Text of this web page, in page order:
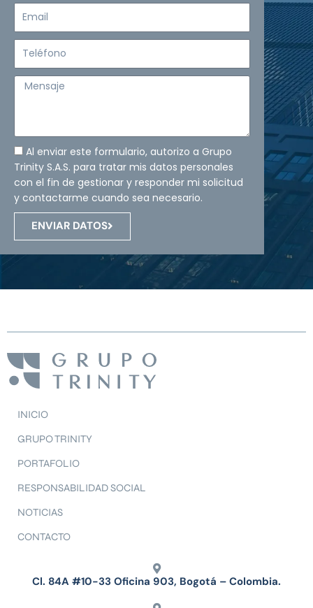
Mensaje
Al enviar este formulario, autorizo a Grupo
Trinity S.A.S. para tratar mis datos personales
con el fin de gestionar y responder mi solicitud
y contactarme cuando sea necesario.
ENVIAR DATOS
INICIO
GRUPO TRINITY
PORTAFOLIO
RESPONSABILIDAD SOCIAL
NOTICIAS
CONTACTO
Cl. 84A #10-33 Oficina 903, Bogotá – Colombia.